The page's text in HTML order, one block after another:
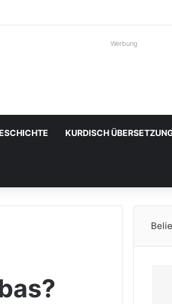
Werbung
KURDISCH